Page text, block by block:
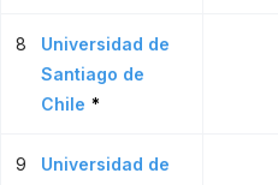
8
Universidad de
Santiago de
Chile *
9
Universidad de